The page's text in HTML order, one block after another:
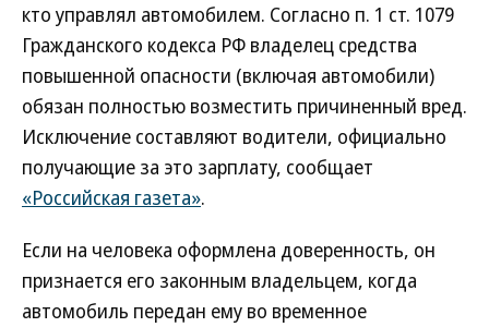
кто управлял автомобилем. Согласно п. 1 ст. 1079
Гражданского кодекса РФ владелец средства
повышенной опасности (включая автомобили)
обязан полностью возместить причиненный вред.
Исключение составляют водители, официально
получающие за это зарплату, сообщает
«Российская газета».
Если на человека оформлена доверенность, он
признается его законным владельцем, когда
автомобиль передан ему во временное